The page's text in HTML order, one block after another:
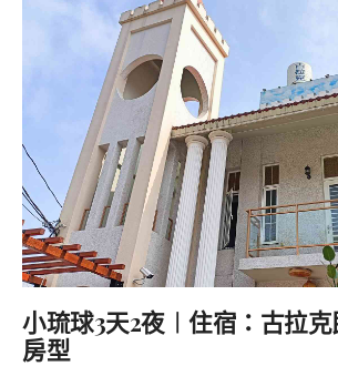
小琉球3天2夜︱住宿：古拉
房型